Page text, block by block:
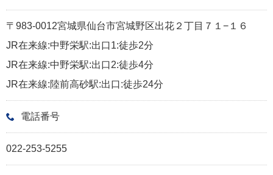
〒983-0012宮城県仙台市宮城野区出花２丁目７１−１６
JR在来線:中野栄駅:出口1:徒歩2分
JR在来線:中野栄駅:出口2:徒歩4分
JR在来線:陸前高砂駅:出口:徒歩24分
電話番号
022-253-5255